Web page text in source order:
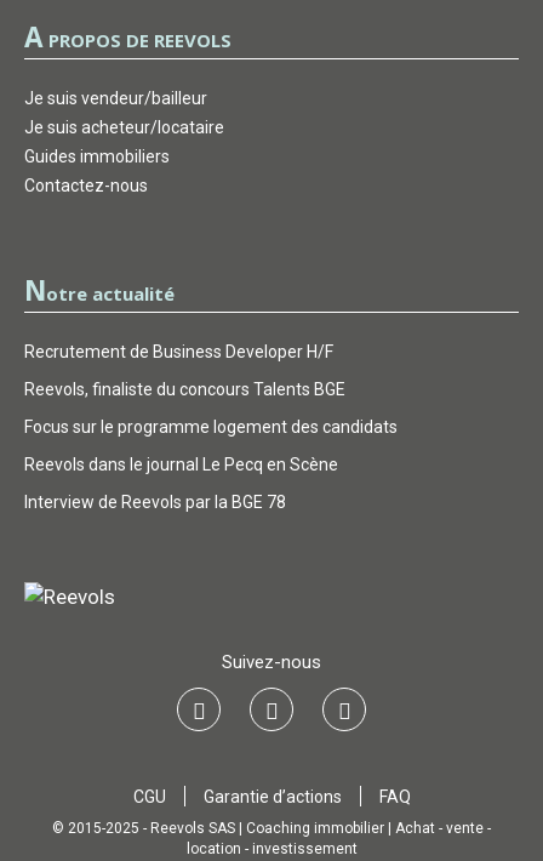
A PROPOS DE REEVOLS
Je suis vendeur/bailleur
Je suis acheteur/locataire
Guides immobiliers
Contactez-nous
Notre actualité
Recrutement de Business Developer H/F
Reevols, finaliste du concours Talents BGE
Focus sur le programme logement des candidats
Reevols dans le journal Le Pecq en Scène
Interview de Reevols par la BGE 78
Suivez-nous
CGU Garantie d’actions FAQ
© 2015-2025 - Reevols SAS | Coaching immobilier | Achat - vente -
location - investissement